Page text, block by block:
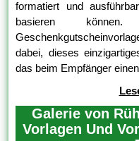
formatiert und
basieren
dabei, dieses
das beim Empfänger
Galerie von
Vorlagen Und